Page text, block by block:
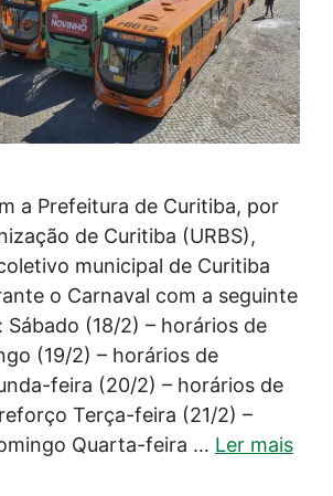
a Prefeitura de Curitiba, por
de Curitiba (URBS),
municipal de Curitiba
o Carnaval com a seguinte
Sábado (18/2) – horários de
(19/2) – horários de
feira (20/2) – horários de
Terça-feira (21/2) –
Quarta-feira … Ler mais